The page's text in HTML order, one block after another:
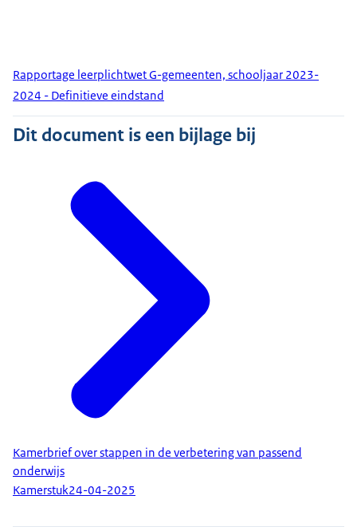
Rapportage leerplichtwet G-gemeenten, schooljaar 2023-
2024 - Definitieve eindstand
Dit document is een bijlage bij
Kamerbrief over stappen in de verbetering van passend
onderwijs
Kamerstuk24-04-2025